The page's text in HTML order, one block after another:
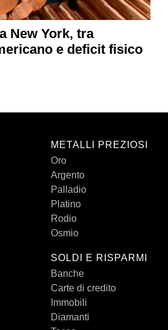
New York, tra
e deficit fisico
METALLI PREZIOSI
Oro
Argento
Palladio
Platino
Rodio
Osmio
SOLDI E RISPARMI
Banche
Carte di credito
Immobili
Diamanti